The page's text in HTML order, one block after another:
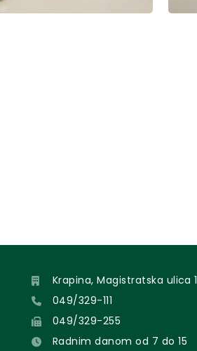
Krapina, Magistratska ulica 1
049/329-111
049/329-255
Radnim danom od 7 do 15